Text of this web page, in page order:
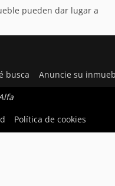
pueden dar lugar a
busca Anuncie su
Política de cookies